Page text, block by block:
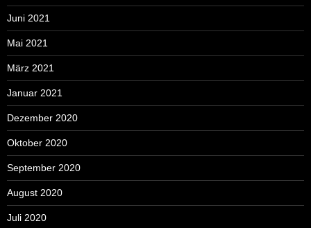
Juni 2021
Mai 2021
März 2021
Januar 2021
Dezember 2020
Oktober 2020
September 2020
August 2020
Juli 2020